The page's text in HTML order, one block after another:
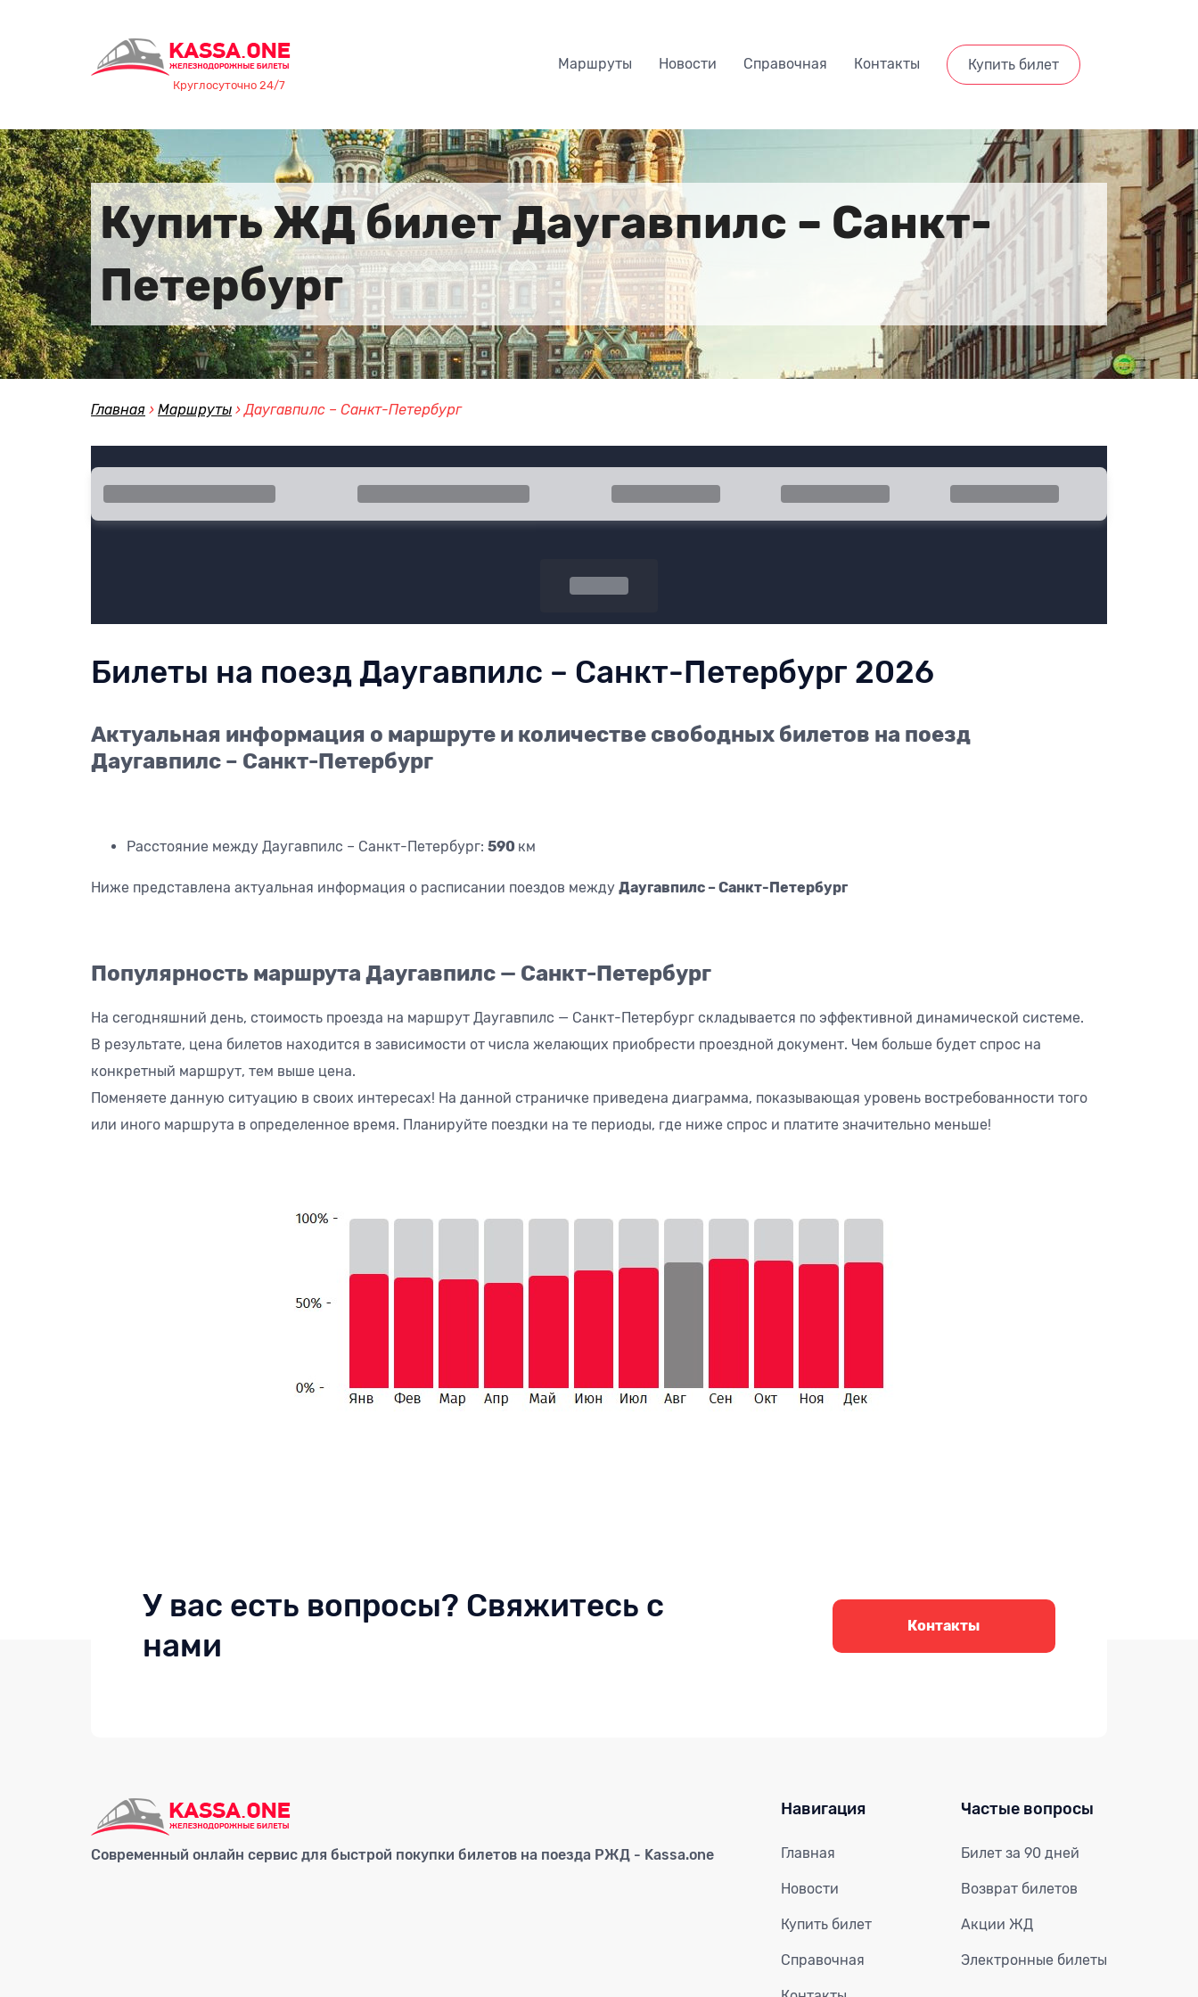
Круглосуточно 24/7
Маршруты Новости Справочная Контакты Купить билет
Купить ЖД билет Даугавпилс – Санкт-
Петербург
Главная › Маршруты ›Даугавпилс – Санкт-Петербург
Поиск
Билеты на поезд Даугавпилс – Санкт-Петербург 2026
Актуальная информация о маршруте и количестве свободных билетов на поезд
Даугавпилс – Санкт-Петербург
Расстояние между Даугавпилс – Санкт-Петербург: 590 км
Ниже представлена актуальная информация о расписании поездов между Даугавпилс – Санкт-Петербург
Популярность маршрута Даугавпилс — Санкт-Петербург
На сегодняшний день, стоимость проезда на маршрут Даугавпилс — Санкт-Петербург складывается по эффективной динамической системе.
В результате, цена билетов находится в зависимости от числа желающих приобрести проездной документ. Чем больше будет спрос на
конкретный маршрут, тем выше цена.
Поменяете данную ситуацию в своих интересах! На данной страничке приведена диаграмма, показывающая уровень востребованности того
или иного маршрута в определенное время. Планируйте поездки на те периоды, где ниже спрос и платите значительно меньше!
У вас есть вопросы? Свяжитесь с
нами
Контакты
Современный онлайн сервис для быстрой покупки билетов на поезда РЖД - Kassa.one
Навигация
Главная
Новости
Купить билет
Справочная
Частые вопросы
Билет за 90 дней
Возврат билетов
Акции ЖД
Электронные билеты